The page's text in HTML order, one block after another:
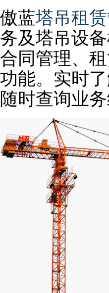
傲蓝塔吊租
务及塔吊设
合同管理、
功能。实时
随时查询业务